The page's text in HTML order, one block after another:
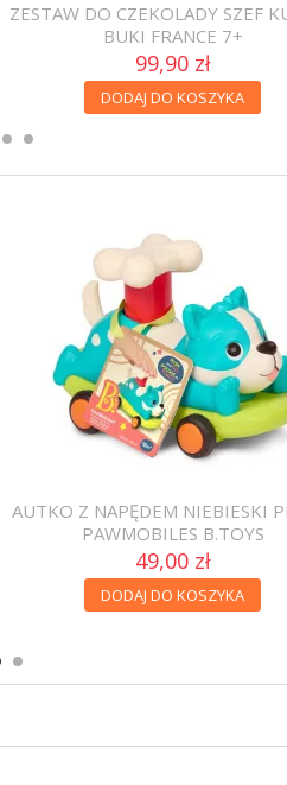
ZESTAW DO CZEKOLADY SZEF
BUKI FRANCE 7+
99,90 zł
DODAJ DO KOSZYKA
AUTKO Z NAPĘDEM NIEBIESKI
PAWMOBILES B.TOYS
49,00 zł
DODAJ DO KOSZYKA